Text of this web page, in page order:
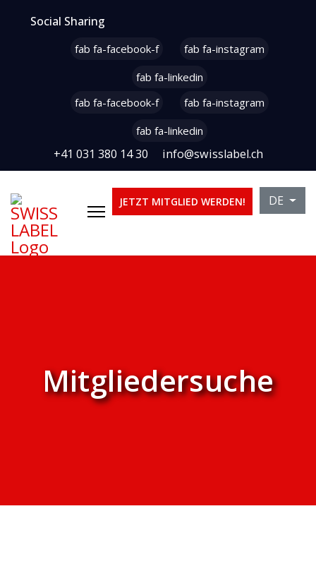
Social Sharing
fab fa-facebook-f
fab fa-instagram
fab fa-linkedin
fab fa-facebook-f
fab fa-instagram
fab fa-linkedin
+41 031 380 14 30 info@swisslabel.ch
JETZT MITGLIED WERDEN! DE
Mitgliedersuche